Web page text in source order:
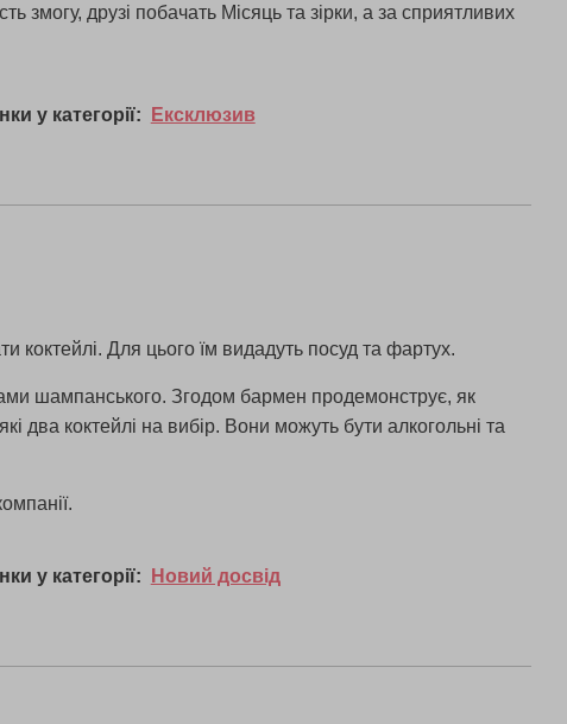
друзі побачать Місяць та зірки, а за сприятливих
у категорії: Ексклюзив
коктейлі. Для цього їм видадуть посуд та фартух.
шампанського. Згодом бармен продемонструє, як
два коктейлі на вибір. Вони можуть бути алкогольні та
у категорії: Новий досвід